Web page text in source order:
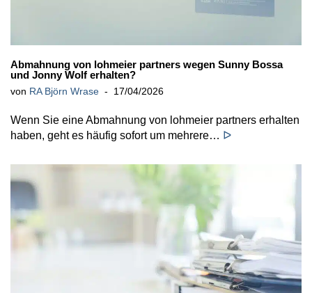
Abmahnung von lohmeier partners wegen Sunny Bossa
und Jonny Wolf erhalten?
von RA Björn Wrase 17/04/2026
Wenn Sie eine Abmahnung von lohmeier partners erhalten
haben, geht es häufig sofort um mehrere… ᐅ